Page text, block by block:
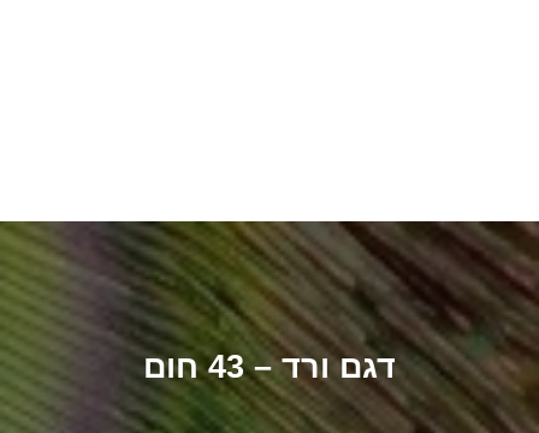
דגם ורד – 43 חום